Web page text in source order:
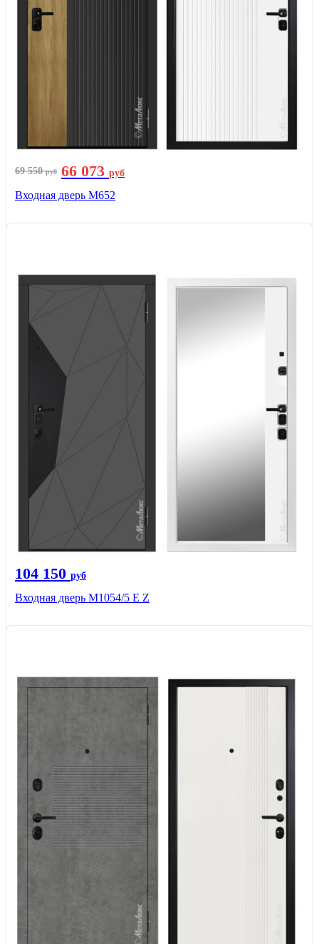
69 550руб 66 073 руб
Входная дверь М652
104 150 руб
Входная дверь М1054/5 Е Z